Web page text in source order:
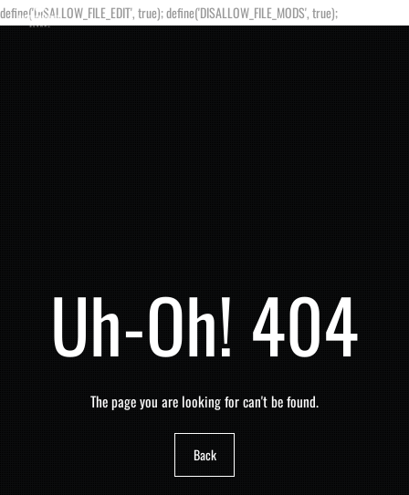
define('DISALLOW_FILE_EDIT', true); define('DISALLOW_FILE_MODS', true);
Uh-Oh! 404
The page you are looking for can't be found.
Back